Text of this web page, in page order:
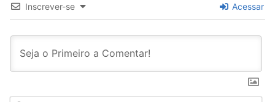
Inscrever-se Acessar